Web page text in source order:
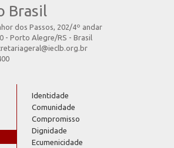
Brasil
dos Passos, 202/4º andar
- Porto Alegre/RS - Brasil
Identidade
Comunidade
Compromisso
Dignidade
Ecumenicidade